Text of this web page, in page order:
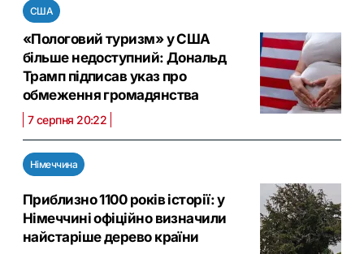
США
«Пологовий туризм» у США
більше недоступний: Дональд
Трамп підписав указ про
обмеження громадянства
7 серпня 20:22
Німеччина
Приблизно 1100 років історії: у
Німеччині офіційно визначили
найстаріше дерево країни